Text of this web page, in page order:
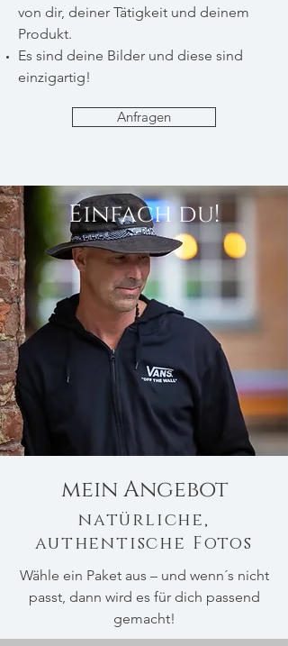
von dir, deiner Tätigkeit und deinem
Produkt.
Es sind deine Bilder und diese sind
einzigartig!
Anfragen
Einfach du!
mein Angebot
natürliche,
authentische Fotos
Wähle ein Paket aus – und wenn´s nicht
passt, dann wird es für dich passend
gemacht!